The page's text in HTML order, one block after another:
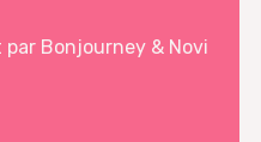
par Bonjourney & Novi